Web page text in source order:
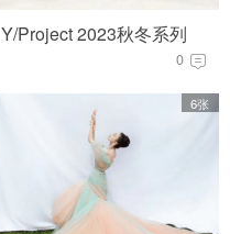
Y/Project 2023秋冬系列
0
6张